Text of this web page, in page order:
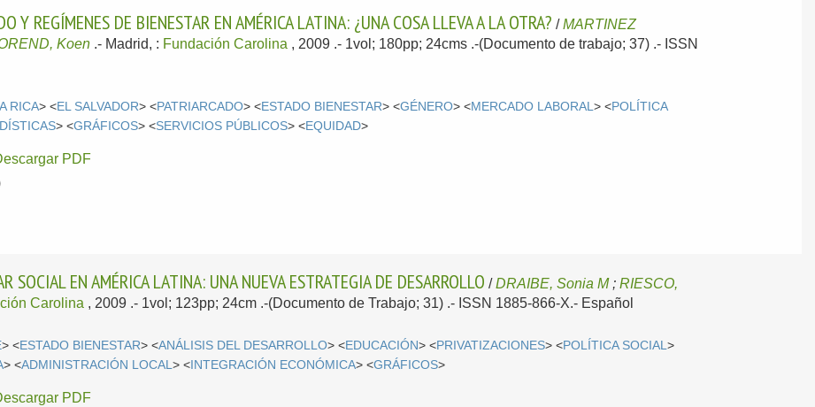
Y REGÍMENES DE BIENESTAR EN AMÉRICA LATINA: ¿UNA COSA LLEVA A LA OTRA? /MARTINEZ
Koen .- Madrid, : Fundación Carolina , 2009 .- 1vol; 180pp; 24cms .-(Documento de trabajo; 37) .- ISSN
RICA> <EL SALVADOR> <PATRIARCADO> <ESTADO BIENESTAR> <GÉNERO> <MERCADO LABORAL> <POLÍTICA
> <GRÁFICOS> <SERVICIOS PÚBLICOS> <EQUIDAD>
PDF
SOCIAL EN AMÉRICA LATINA: UNA NUEVA ESTRATEGIA DE DESARROLLO /DRAIBE, Sonia M;RIESCO,
Carolina , 2009 .- 1vol; 123pp; 24cm .-(Documento de Trabajo; 31) .- ISSN 1885-866-X.- Español
> <ESTADO BIENESTAR> <ANÁLISIS DEL DESARROLLO> <EDUCACIÓN> <PRIVATIZACIONES> <POLÍTICA SOCIAL>
> <ADMINISTRACIÓN LOCAL> < INTEGRACIÓN ECONÓMICA> <GRÁFICOS>
PDF